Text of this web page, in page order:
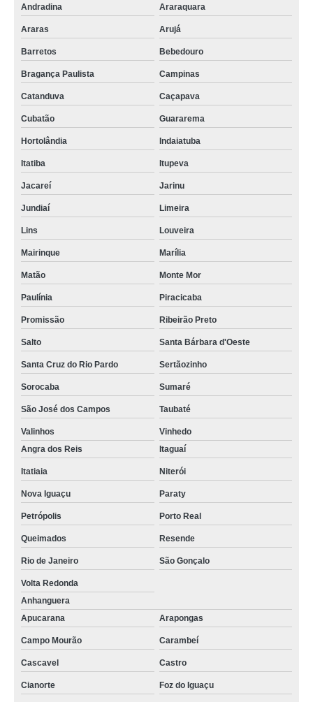
Andradina Araraquara
Araras Arujá
Barretos Bebedouro
Bragança Paulista Campinas
Catanduva Caçapava
Cubatão Guararema
Hortolândia Indaiatuba
Itatiba Itupeva
Jacareí Jarinu
Jundiaí Limeira
Lins Louveira
Mairinque Marília
Matão Monte Mor
Paulínia Piracicaba
Promissão Ribeirão Preto
Salto Santa Bárbara d'Oeste
Santa Cruz do Rio Pardo Sertãozinho
Sorocaba Sumaré
São José dos Campos Taubaté
Valinhos
Vinhedo
Angra dos Reis
Itaguaí
Itatiaia Niterói
Nova Iguaçu Paraty
Petrópolis Porto Real
Queimados Resende
Rio de Janeiro São Gonçalo
Volta Redonda
Anhanguera
Apucarana
Arapongas
Campo Mourão Carambeí
Cascavel Castro
Cianorte Foz do Iguaçu